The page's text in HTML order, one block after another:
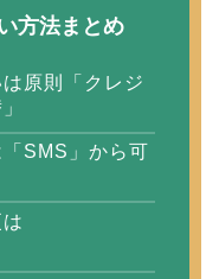
方法まとめ
原則「クレジ
SMS」から可